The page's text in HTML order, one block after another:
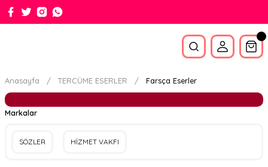
Anasayfa TERCÜME ESERLER Farsça Eserler
Markalar
SÖZLER HİZMET VAKFI